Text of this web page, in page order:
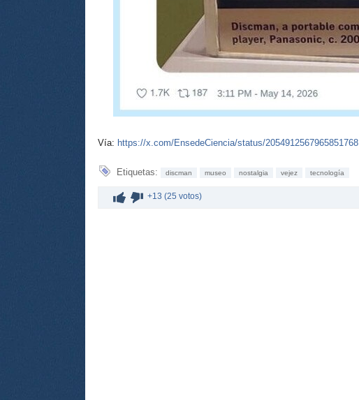
Vía: https://x.com/EnsedeCiencia/status/2054912567965851768
Etiquetas: discman museo nostalgia vejez tecnología
+13 (25 votos)